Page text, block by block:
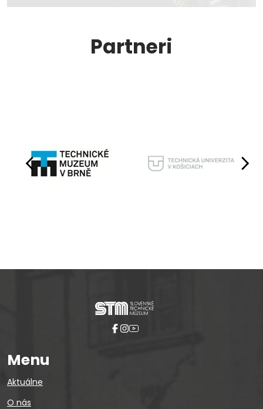
Partneri
Menu
Aktuálne
O nás